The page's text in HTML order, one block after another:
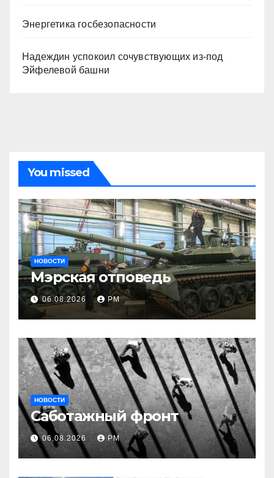
Энергетика госбезопасности
Надеждин успокоил сочувствующих из-под
Эйфелевой башни
You missed
НОВОСТИ
Мэрская отповедь
06.08.2026 РМ
НОВОСТИ
Саботажный фронт
06.08.2026 РМ